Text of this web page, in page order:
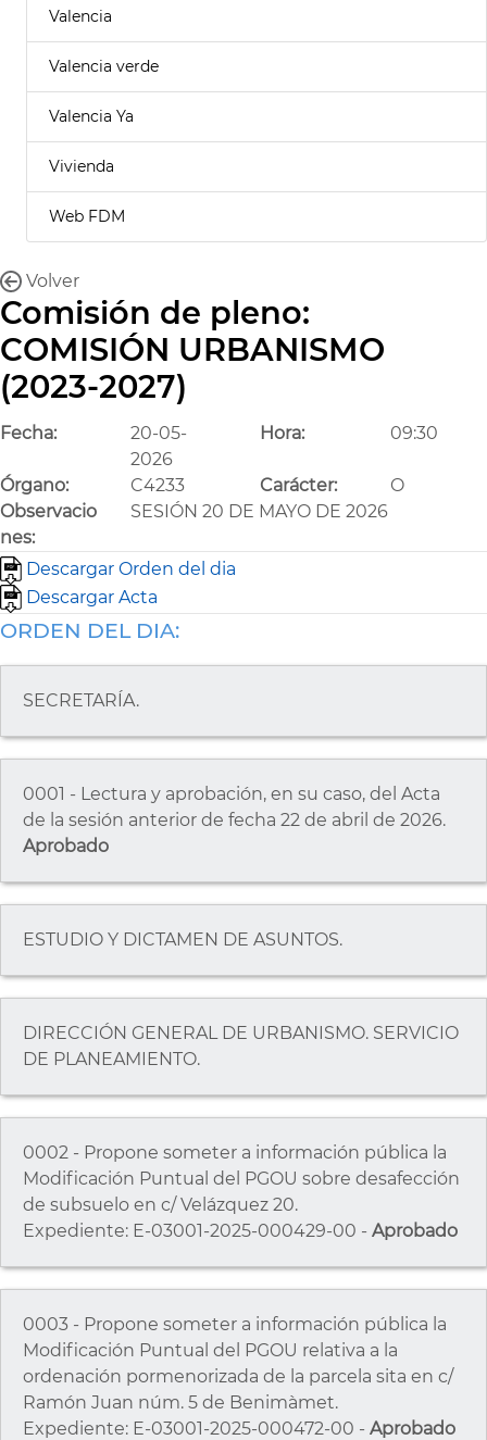
Valencia
Valencia verde
Valencia Ya
Vivienda
Web FDM
Volver
Comisión de pleno:
COMISIÓN URBANISMO
(2023-2027)
Fecha:
20-05-
2026
Hora: 09:30
Órgano: C4233 Carácter:
O
Observacio
nes:
SESIÓN 20 DE MAYO DE 2026
Descargar Orden del dia
Descargar Acta
ORDEN DEL DIA:
SECRETARÍA.
0001 - Lectura y aprobación, en su caso, del Acta
de la sesión anterior de fecha 22 de abril de 2026.
Aprobado
ESTUDIO Y DICTAMEN DE ASUNTOS.
DIRECCIÓN GENERAL DE URBANISMO. SERVICIO
DE PLANEAMIENTO.
0002 - Propone someter a información pública la
Modificación Puntual del PGOU sobre desafección
de subsuelo en c/ Velázquez 20.
Expediente: E-03001-2025-000429-00 - Aprobado
0003 - Propone someter a información pública la
Modificación Puntual del PGOU relativa a la
ordenación pormenorizada de la parcela sita en c/
Ramón Juan núm. 5 de Benimàmet.
Expediente: E-03001-2025-000472-00 - Aprobado